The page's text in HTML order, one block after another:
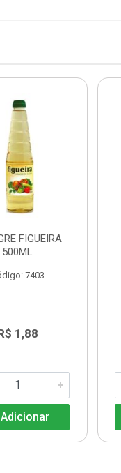
FIGUEIRA
500ML
7403
1,88